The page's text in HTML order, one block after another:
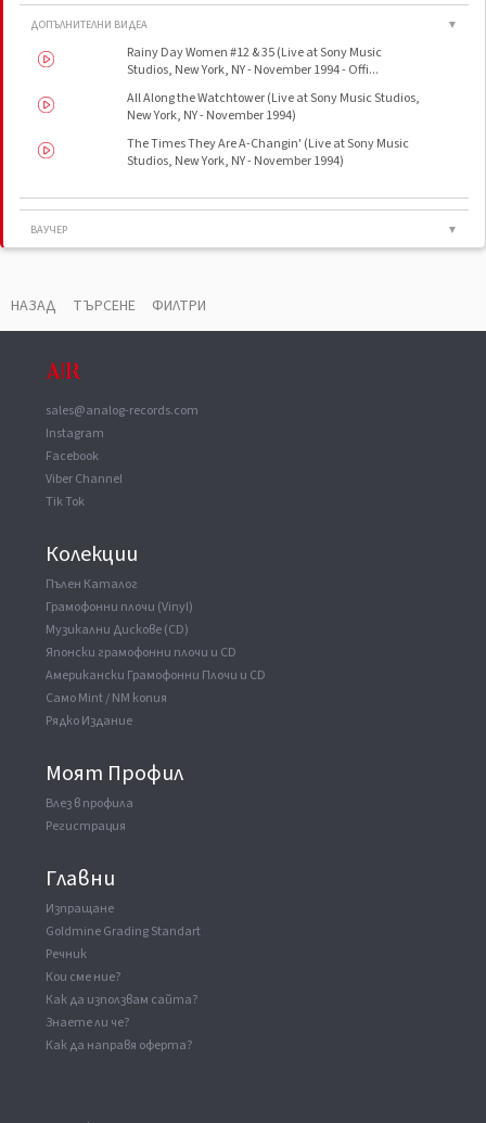
ДОПЪЛНИТЕЛНИ ВИДЕА ▼
Rainy Day Women #12 & 35 (Live at Sony Music
Studios, New York, NY - November 1994 - Offi...
All Along the Watchtower (Live at Sony Music Studios,
New York, NY - November 1994)
The Times They Are A-Changin' (Live at Sony Music
Studios, New York, NY - November 1994)
ВАУЧЕР ▼
Manufactured By
Phonographic Copyright (p)
НАЗАД ТЪРСЕНЕ ФИЛТРИ
sales@analog-records.com
Instagram
Facebook
Viber Channel
Tik Tok
Колекции
Пълен Каталог
Грамофонни плочи (Vinyl)
Музикални Дискове (CD)
Японски грамофонни плочи и CD
Американски Грамофонни Плочи и CD
Само Mint / NM копия
Рядко Издание
Моят Профил
Влез в профила
Регистрация
Главни
Изпращане
Goldmine Grading Standart
Речник
Кои сме ние?
Как да използвам сайта?
Знаете ли че?
Как да направя оферта?